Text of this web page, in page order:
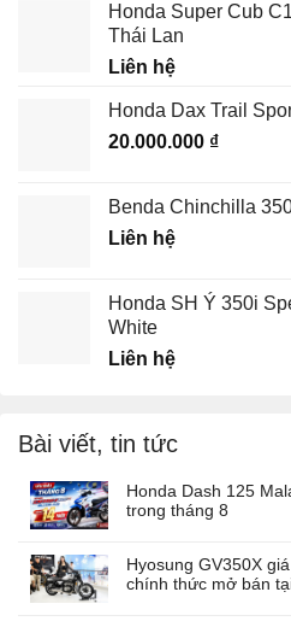
Honda Super Cub
Thái Lan
Liên hệ
Honda Dax Trail
20.000.000 ₫
Benda Chinchilla
Liên hệ
Honda SH Ý 350i
White
Liên hệ
Bài viết, tin tức
Honda Dash 125
trong tháng 8
Hyosung GV350X
chính thức mở bán